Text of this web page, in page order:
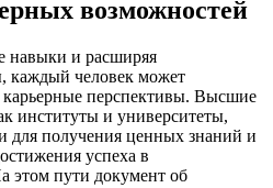
возможностей
навыки и расширяя
каждый человек может
карьерные перспективы. Высшие
институты и университеты,
для получения ценных знаний и
успеха в
этом пути документ об